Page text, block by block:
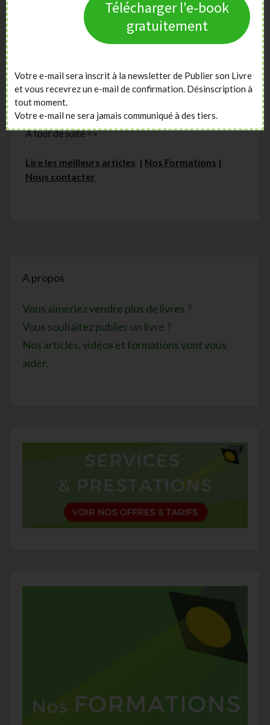
Notre équipe vous propose des contenus et
, pour que la publication de votre livre
soit à la hauteur de votre rêve :publication en
autoédition, formation pour promouvoir son
son style d’écriture et sa maîtrise de l’intrigue,
création de couverture, publicité cibléesur
Amazon ou sur Facebook …
A tout de suite =>
Lire les meilleurs articles | Nos Formations |
Nous contacter
A propos
Vous aimeriez vendre plus de livres ?
Vous souhaitez publier un livre ?
Nos articles, vidéos et formations vont vous
aider.
Télécharger l'e-book
gratuitement
Votre e-mail sera inscrit à la newsletter de Publier son Livre
et vous recevrez un e-mail de confirmation. Désinscription à
tout moment.
Votre e-mail ne sera jamais communiqué à des tiers.